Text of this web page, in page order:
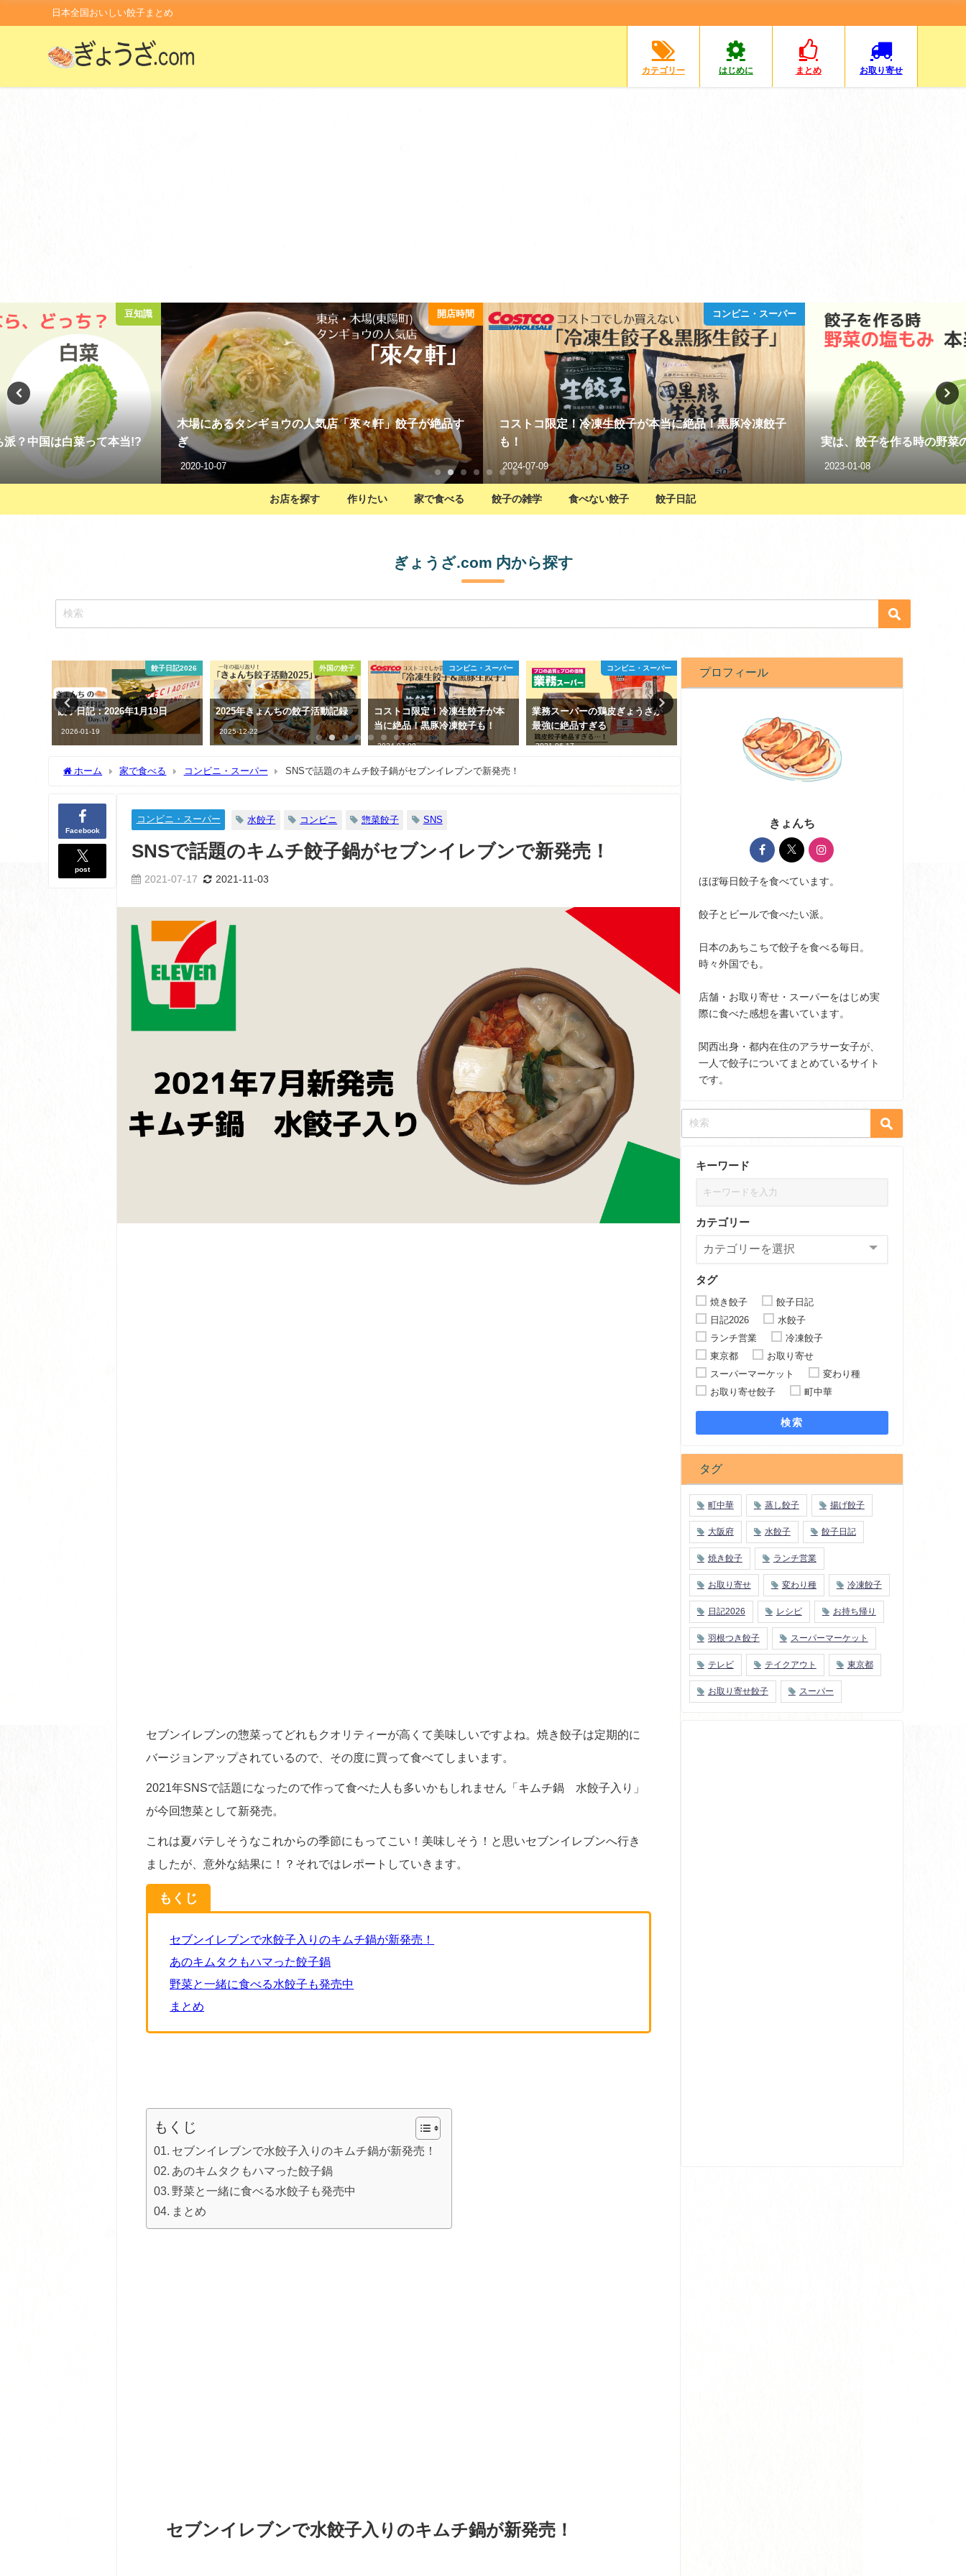
日本全国おいしい餃子まとめ
カテゴリー はじめに まとめ お取り寄せ
開店時間
「來々軒」餃子が絶品す
コンビニ・スーパー
コストコ限定！冷凍生餃子が本当に絶品！黒豚冷凍餃子
も！
2024-07-09
レシピ
実は、餃子を作る時の野菜の塩もみ、不要かも!?
2023-01-08
業務スーパーの鶏皮ぎょう
2021-06-17
お店を探す 作りたい 家で食べる 餃子の雑学 食べない餃子 餃子日記
ぎょうざ.com 内から探す
外国の餃子
2025年きょんちの餃子活動記録
2025-12-22
コンビニ・スーパー
コストコ限定！冷凍生餃子が本
当に絶品！黒豚冷凍餃子も！
2024-07-09
コンビニ・スーパー
業務スーパーの鶏皮ぎょうざが
最強に絶品すぎる
2021-06-17
レシピ
実は、餃子を作る時の野菜の塩
もみ、不要かも!?
2023-01-08
派？中国は白菜って本当!?
ホーム 家で食べる コンビニ・スーパー SNSで話題のキムチ餃子鍋がセブンイレブンで新発売！
Facebook
post
コンビニ・スーパー 水餃子 コンビニ 惣菜餃子 SNS
SNSで話題のキムチ餃子鍋がセブンイレブンで新発売！
2021-07-17 2021-11-03
セブンイレブンの惣菜ってどれもクオリティーが高くて美味しいですよね。焼き餃子は定期的に
バージョンアップされているので、その度に買って食べてしまいます。
2021年SNSで話題になったので作って食べた人も多いかもしれません「キムチ鍋 水餃子入り」
が今回惣菜として新発売。
これは夏バテしそうなこれからの季節にもってこい！美味しそう！と思いセブンイレブンへ行き
ましたが、意外な結果に！？それではレポートしていきます。
もくじ
セブンイレブンで水餃子入りのキムチ鍋が新発売！
あのキムタクもハマった餃子鍋
野菜と一緒に食べる水餃子も発売中
まとめ
もくじ
セブンイレブンで水餃子入りのキムチ鍋が新発売！
あのキムタクもハマった餃子鍋
野菜と一緒に食べる水餃子も発売中
まとめ
セブンイレブンで水餃子入りのキムチ鍋が新発売！
プロフィール
きょんち
ほぼ毎日餃子を食べています。
餃子とビールで食べたい派。
日本のあちこちで餃子を食べる毎日。
時々外国でも。
店舗・お取り寄せ・スーパーをはじめ実
際に食べた感想を書いています。
関西出身・都内在住のアラサー女子が、
一人で餃子についてまとめているサイト
です。
キーワード
カテゴリー
タグ
焼き餃子
餃子日記
日記2026
水餃子
ランチ営業
冷凍餃子
東京都
お取り寄せ
スーパーマーケット
変わり種
お取り寄せ餃子
町中華
検索
タグ
町中華 蒸し餃子 揚げ餃子
大阪府 水餃子 餃子日記
焼き餃子 ランチ営業
お取り寄せ 変わり種 冷凍餃子
日記2026 レシピ お持ち帰り
羽根つき餃子 スーパーマーケット
テレビ テイクアウト 東京都
お取り寄せ餃子 スーパー